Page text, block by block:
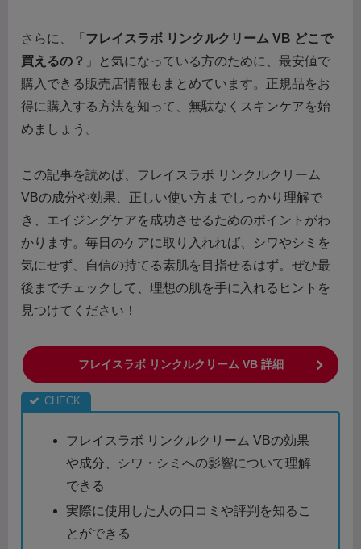
さらに、「 フレイスラボ リンクルクリーム VB どこで
買えるの？ 」と気になっている方のために、最安値で
購入できる販売店情報もまとめています。正規品をお
得に購入する方法を知って、無駄なくスキンケアを始
めましょう。
この記事を読めば、フレイスラボ リンクルクリーム
VBの成分や効果、正しい使い方までしっかり理解で
き、エイジングケアを成功させるためのポイントがわ
かります。毎日のケアに取り入れれば、シワやシミを
気にせず、自信の持てる素肌を目指せるはず。ぜひ最
後までチェックして、理想の肌を手に入れるヒントを
見つけてください！
フレイスラボ リンクルクリーム VB 詳細
フレイスラボ リンクルクリーム VBの効果
や成分、シワ・シミへの影響について理解
できる
実際に使用した人の口コミや評判を知るこ
とができる